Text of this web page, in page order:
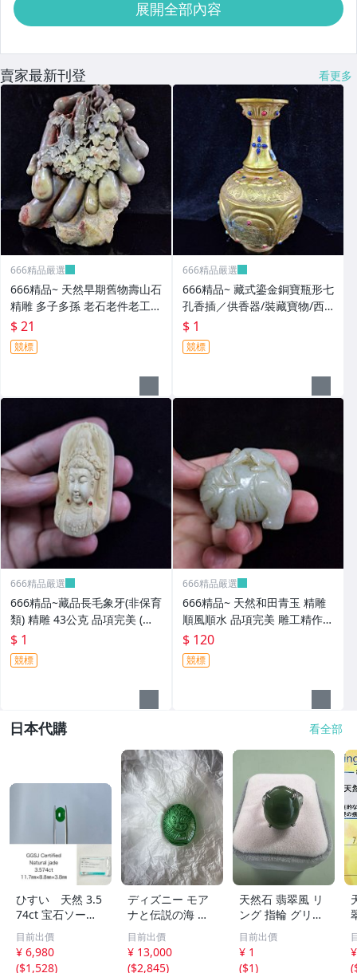
展開全部內容
賣家最新刊登 看更多
666精品嚴選
666精品~ 天然早期舊物壽山石
精雕 多子多孫 老石老件老工
雕工精作
$ 21
競標
666精品嚴選
666精品~ 藏式鎏金銅寶瓶形七
孔香插／供香器/裝藏寶物/西
藏密宗/
$ 1
競標
666精品嚴選
666精品~藏品長毛象牙(非保育
類) 精雕 43公克 品項完美 (一
元起標)
$ 1
競標
666精品嚴選
666精品~ 天然和田青玉 精雕
順風順水 品項完美 雕工精作
(一元起標)
$ 120
競標
日本代購 看全部
ひすい 天然 3.5
74ct 宝石ソーテ
ィング付き 11.7
㎜×8.8㎜×3.8㎜
ルース（ 裸石 ）
目前出價
¥ 6,980
($1,528)
ディズニー モア
ナと伝説の海 テ
フィティの心 新
品 未開封
目前出價
¥ 13,000
($2,845)
天然石 翡翠風 リ
ング 指輪 グリー
ン系 ヴィンテー
ジアクセサリー
目前出價
¥ 1
($1)
-
(